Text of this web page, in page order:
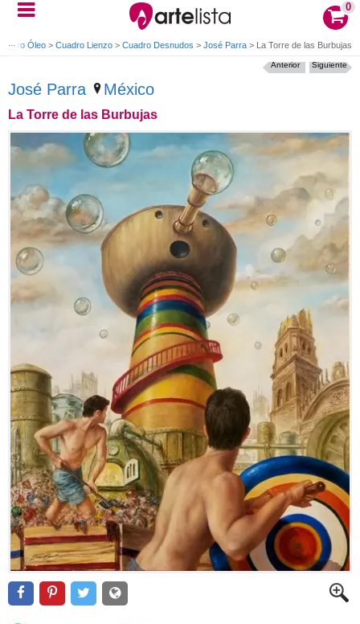
0
Óleo > Cuadro Lienzo > Cuadro Desnudos > José Parra > La Torre de las Burbujas
José Parra México
La Torre de las Burbujas
Siguiente
Anterior